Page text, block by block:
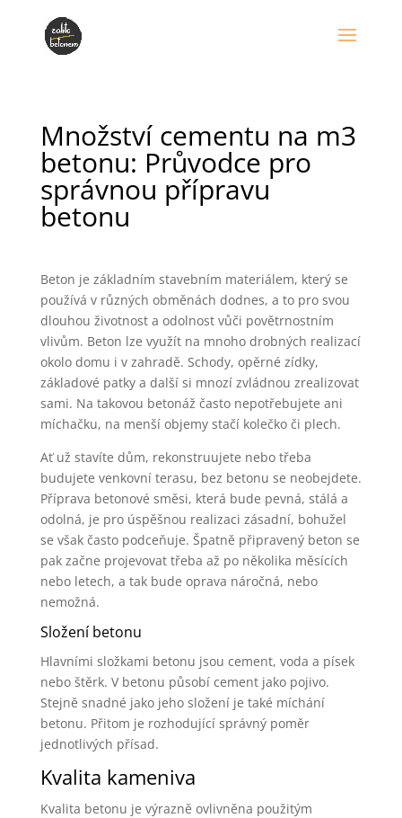
Množství cementu na m3
betonu: Průvodce pro
správnou přípravu
betonu
Beton je základním stavebním materiálem, který se
používá v různých obměnách dodnes, a to pro svou
dlouhou životnost a odolnost vůči povětrnostním
vlivům. Beton lze využít na mnoho drobných realizací
okolo domu i v zahradě. Schody, opěrné zídky,
základové patky a další si mnozí zvládnou zrealizovat
sami. Na takovou betonáž často nepotřebujete ani
míchačku, na menší objemy stačí kolečko či plech.
Ať už stavíte dům, rekonstruujete nebo třeba
budujete venkovní terasu, bez betonu se neobejdete.
Příprava betonové směsi, která bude pevná, stálá a
odolná, je pro úspěšnou realizaci zásadní, bohužel
se však často podceňuje. Špatně připravený beton se
pak začne projevovat třeba až po několika měsících
nebo letech, a tak bude oprava náročná, nebo
nemožná.
Složení betonu
Hlavními složkami betonu jsou cement, voda a písek
nebo štěrk. V betonu působí cement jako pojivo.
Stejně snadné jako jeho složení je také míchání
betonu. Přitom je rozhodující správný poměr
jednotlivých přísad.
Kvalita kameniva
Kvalita betonu je výrazně ovlivněna použitým